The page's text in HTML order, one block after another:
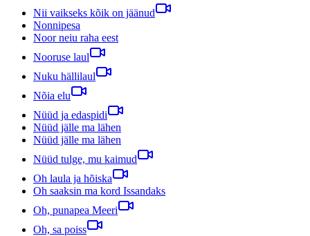
Nii vaikseks kõik on jäänud
Nonnipesa
Noor neiu raha eest
Nooruse laul
Nuku hällilaul
Nõia elu
Nüüd ja edaspidi
Nüüd jälle ma lähen
Nüüd jälle ma lähen
Nüüd tulge, mu kaimud
Oh laula ja hõiska
Oh saaksin ma kord Issandaks
Oh, punapea Meeri
Oh, sa poiss